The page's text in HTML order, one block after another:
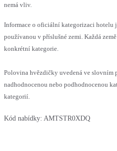
nemá vliv.
Informace o oficiální kategorizaci hotelu
používanou v příslušné zemi. Každá
konkrétní kategorie.
Polovina hvězdičky uvedená ve slovním
nadhodnocenou nebo podhodnocenou
kategorií.
Kód nabídky: AMTSTR0XDQ